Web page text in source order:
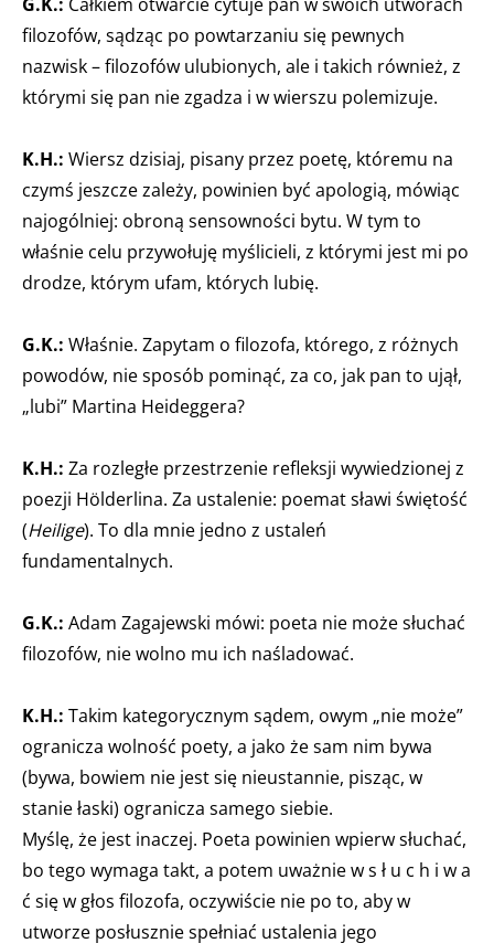
filozofów, sądząc po powtarzaniu się pewnych
nazwisk – filozofów ulubionych, ale i takich również, z
którymi się pan nie zgadza i w wierszu polemizuje.
K.H.: Wiersz dzisiaj, pisany przez poetę, któremu na
czymś jeszcze zależy, powinien być apologią, mówiąc
najogólniej: obroną sensowności bytu. W tym to
właśnie celu przywołuję myślicieli, z którymi jest mi po
drodze, którym ufam, których lubię.
G.K.: Właśnie. Zapytam o filozofa, którego, z różnych
powodów, nie sposób pominąć, za co, jak pan to ujął,
„lubi” Martina Heideggera?
K.H.: Za rozległe przestrzenie refleksji wywiedzionej z
poezji Hölderlina. Za ustalenie: poemat sławi świętość
(Heilige). To dla mnie jedno z ustaleń
fundamentalnych.
G.K.: Adam Zagajewski mówi: poeta nie może słuchać
filozofów, nie wolno mu ich naśladować.
K.H.: Takim kategorycznym sądem, owym „nie może”
ogranicza wolność poety, a jako że sam nim bywa
(bywa, bowiem nie jest się nieustannie, pisząc, w
stanie łaski) ogranicza samego siebie.
Myślę, że jest inaczej. Poeta powinien wpierw słuchać,
bo tego wymaga takt, a potem uważnie w s ł u c h i w a
ć się w głos filozofa, oczywiście nie po to, aby w
utworze posłusznie spełniać ustalenia jego